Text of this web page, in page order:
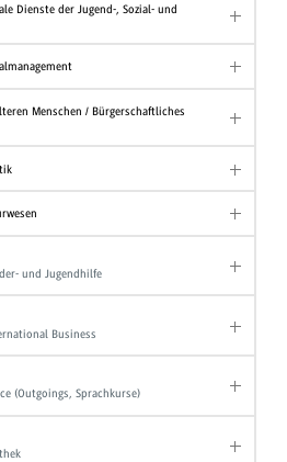
Dienste der Jugend-, Sozial- und
Menschen / Bürgerschaftliches
und Jugendhilfe
Business
(Outgoings, Sprachkurse)